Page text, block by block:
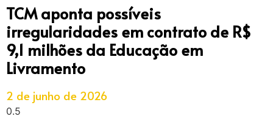
TCM aponta possíveis
irregularidades em contrato de R$
9,1 milhões da Educação em
Livramento
2 de junho de 2026